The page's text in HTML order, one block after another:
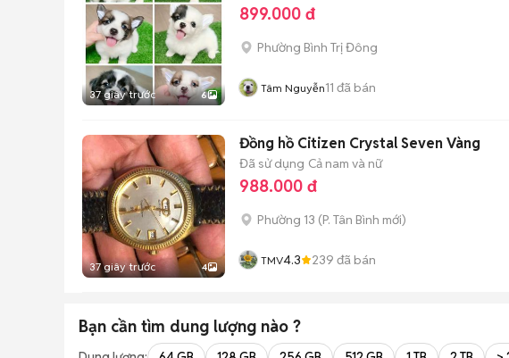
37 giây trước 6
899.000 đ
Phường Bình Trị Đông
Tâm Nguyễn11 đã bán
37 giây trước 4
Đồng hồ Citizen Crystal Seven Vàng
Đã sử dụng Cả nam và nữ
988.000 đ
Phường 13 (P. Tân Bình mới)
TMV4.3 239 đã bán
Bạn cần tìm dung lượng nào ?